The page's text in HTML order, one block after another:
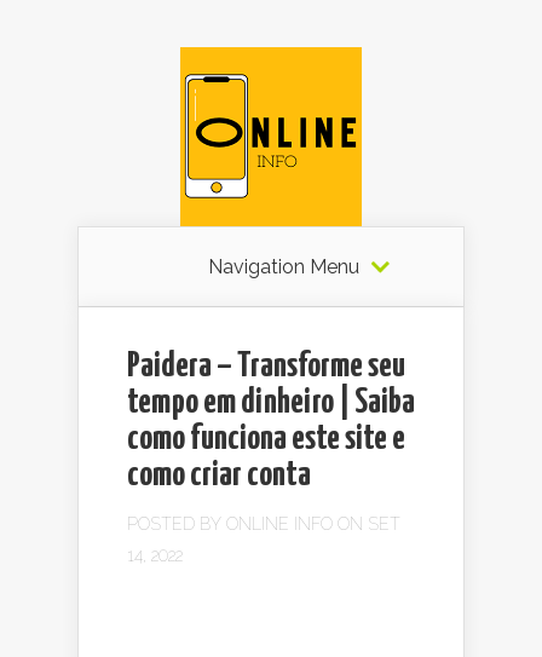
Navigation Menu
Paidera – Transforme seu
tempo em dinheiro | Saiba
como funciona este site e
como criar conta
POSTED BY ONLINE INFO ON SET
14, 2022